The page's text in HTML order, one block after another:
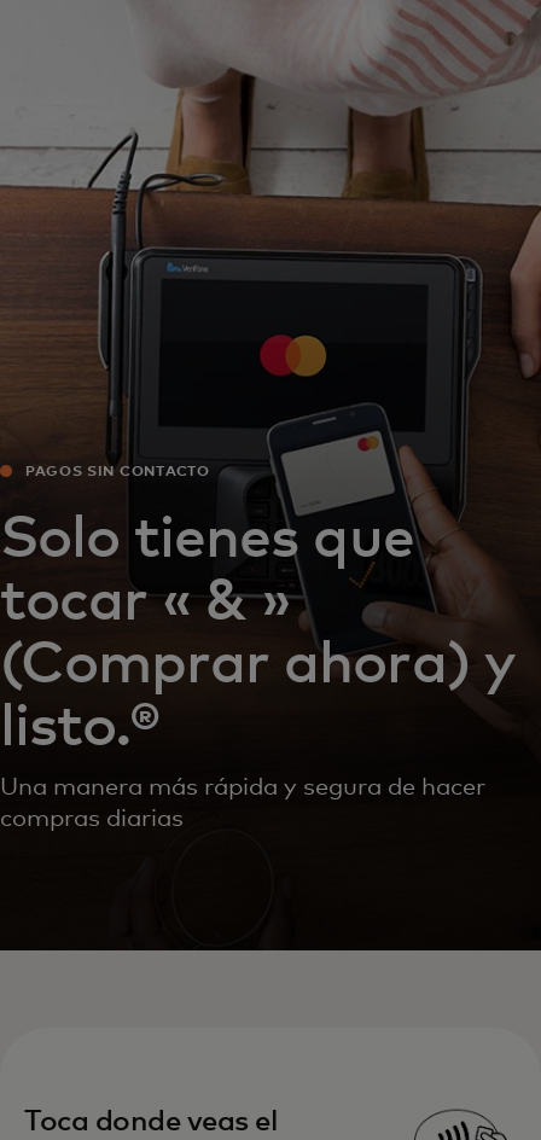
Para empresas
Para el mundo
Para innovadores
Noticias y tendencias
PAGOS SIN CONTACTO
Solo tienes que
tocar « & »
(Comprar ahora) y
listo.®
Una manera más rápida y segura de hacer
compras diarias
Toca donde veas el